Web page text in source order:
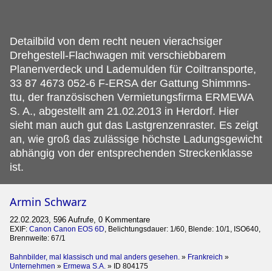
Detailbild von dem recht neuen vierachsiger
Drehgestell-Flachwagen mit verschiebbarem
Planenverdeck und Lademulden für Coiltransporte,
33 87 4673 052-6 F-ERSA der Gattung Shimmns-
ttu, der französischen Vermietungsfirma ERMEWA
S. A., abgestellt am 21.02.2013 in Herdorf. Hier
sieht man auch gut das Lastgrenzenraster. Es zeigt
an, wie groß das zulässige höchste Ladungsgewicht
abhängig von der entsprechenden Streckenklasse
ist.
Armin Schwarz
22.02.2023, 596 Aufrufe, 0 Kommentare
EXIF: Canon Canon EOS 6D , Belichtungsdauer: 1/60, Blende: 10/1, ISO640,
Brennweite: 67/1
Bahnbilder, mal klassisch und mal anders gesehen. » Frankreich »
Unternehmen » Ermewa S.A. » ID 804175